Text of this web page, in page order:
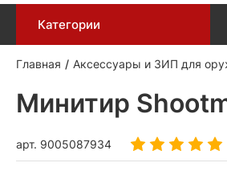
Категории
Главная Аксессуары и ЗИП для
Минитир
арт. 9005087934